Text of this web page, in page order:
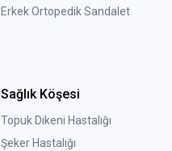
Erkek Ortopedik Sandalet
Sağlık Köşesi
Topuk Dikeni Hastalığı
Şeker Hastalığı